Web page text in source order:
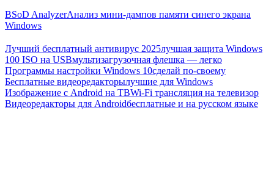
BSoD AnalyzerАнализ мини-дампов памяти синего экрана
Windows
Лучший бесплатный антивирус 2025лучшая защита Windows
100 ISO на USBмультизагрузочная флешка — легко
Программы настройки Windows 10сделай по-своему
Бесплатные видеоредакторылучшие для Windows
Изображение с Android на ТВWi-Fi трансляция на телевизор
Видеоредакторы для Androidбесплатные и на русском языке